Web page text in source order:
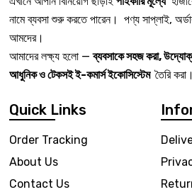
নামে ব্যবসা শুরু করতে পারেন। পণ্য সাপ্লাই,
আমদের।
আমাদের লক্ষ্য হলো —ব্যবসাকে সহজ করা,
আধুনিক ও টেকসই ই-কমার্স ইকোসিস্টেম তৈরি করা।
Quick Links
Order Tracking
About Us
Contact Us